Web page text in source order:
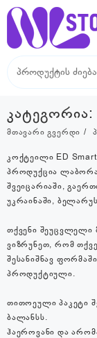
Skip
content
კატეგორია:
მთავარი გვერდი
კოქტეილი ED
პროდუქცია
შვეიცარიაში,
უკრაინაში,
თქვენი შეუცვლელი
ვიზრუნეთ, რომ
შესანიშნავ
პროდუქტიული.
თითოეული პაკეტი
ბალანსს.
ჰაეროვანი და